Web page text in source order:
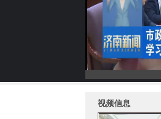
视频信息